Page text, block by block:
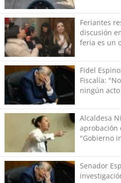
Feriantes
discusión
feria es un
Fidel
Fiscalía:
ningún
Alcaldesa
aprobación
"Gobierno
Senador